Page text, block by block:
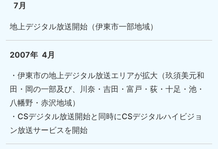
7月
地上デジタル放送開始（伊東市一部地域）
2007年 4月
・伊東市の地上デジタル放送エリアが拡大（玖須美元和
田・岡の一部及び、川奈・吉田・富戸・荻・十足・池・
八幡野・赤沢地域）
・CSデジタル放送開始と同時にCSデジタルハイビジョ
ン放送サービスを開始